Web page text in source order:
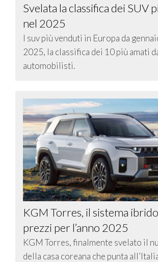
Svelata la classifica dei SUV
nel 2025
I suv più venduti in Europa da
2025, la classifica dei 10 più amati
automobilisti.
KGM Torres, il sistema
prezzi per l’anno 2025
KGM Torres, finalmente svelato il
della casa coreana che punta